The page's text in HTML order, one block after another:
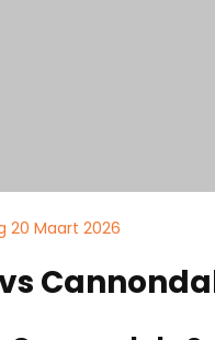
20 Maart 2026